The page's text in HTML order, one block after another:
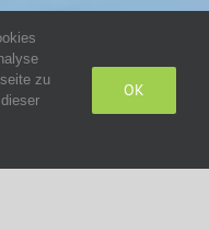
zu
OK